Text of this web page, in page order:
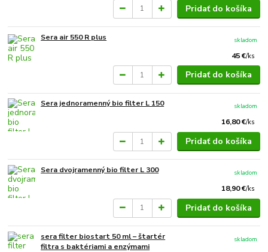
Pridať do košíka
Sera air 550 R plus
45 €/ks
skladom
Pridať do košíka
Sera jednoramenný bio filter L 150
16,80 €/ks
skladom
Pridať do košíka
Sera dvojramenný bio filter L 300
18,90 €/ks
skladom
Pridať do košíka
sera filter biostart 50 ml – štartér
filtra s baktériami a enzýmami
skladom